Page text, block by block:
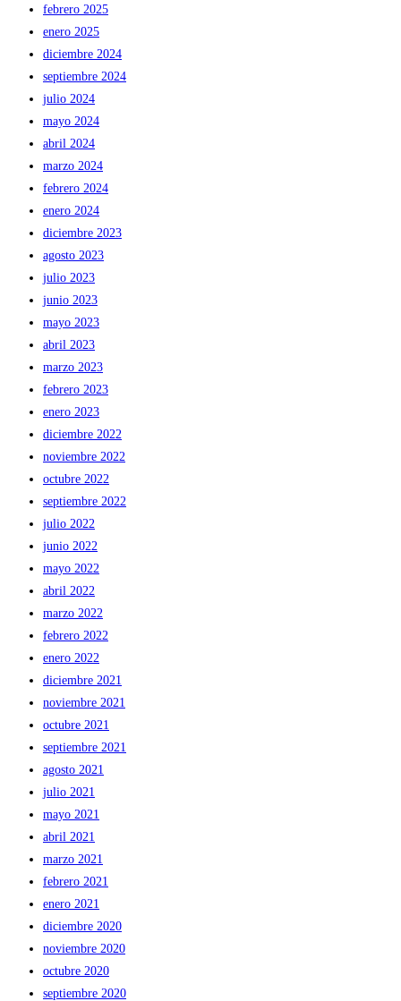
febrero 2025
enero 2025
diciembre 2024
septiembre 2024
julio 2024
mayo 2024
abril 2024
marzo 2024
febrero 2024
enero 2024
diciembre 2023
agosto 2023
julio 2023
junio 2023
mayo 2023
abril 2023
marzo 2023
febrero 2023
enero 2023
diciembre 2022
noviembre 2022
octubre 2022
septiembre 2022
julio 2022
junio 2022
mayo 2022
abril 2022
marzo 2022
febrero 2022
enero 2022
diciembre 2021
noviembre 2021
octubre 2021
septiembre 2021
agosto 2021
julio 2021
mayo 2021
abril 2021
marzo 2021
febrero 2021
enero 2021
diciembre 2020
noviembre 2020
octubre 2020
septiembre 2020